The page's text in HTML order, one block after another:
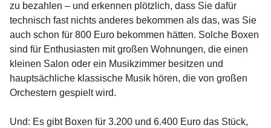
zu bezahlen – und erkennen plötzlich, dass Sie dafür
technisch fast nichts anderes bekommen als das, was Sie
auch schon für 800 Euro bekommen hätten. Solche Boxen
sind für Enthusiasten mit großen Wohnungen, die einen
kleinen Salon oder ein Musikzimmer besitzen und
hauptsächliche klassische Musik hören, die von großen
Orchestern gespielt wird.
Und: Es gibt Boxen für 3.200 und 6.400 Euro das Stück,